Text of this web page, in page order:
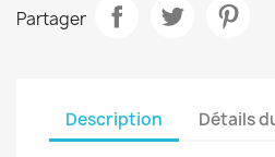
Partager
Description Détails